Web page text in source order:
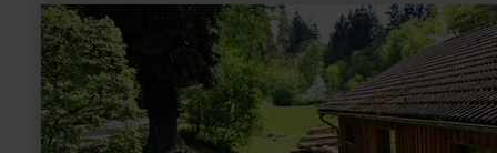
mehr
erfahren
zu:
Museumssägewerk
Zweifall